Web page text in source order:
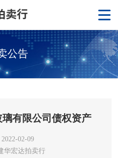
公告
有限公司债权资产
02-09
华宏达拍卖行